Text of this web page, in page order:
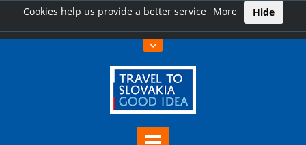
Cookies help us provide a better service More Hide